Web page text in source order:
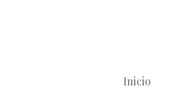
Inicio